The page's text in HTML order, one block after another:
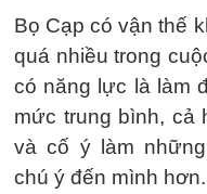
Bọ Cạp có vận thế
quá nhiều trong
có năng lực là làm
mức trung bình, cả
và cố ý làm
chú ý đến mình hơn.